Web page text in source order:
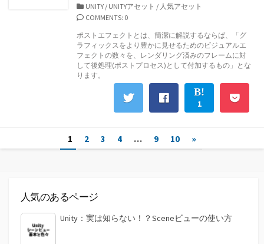
開
日
カ
テ
リ
ー
UNITY / UNITYアセット / 人気アセット
COMMENTS: 0
ポストエフェクトとは、簡潔に解説するならば、「グ
ラフィックスをより豊かに見せるためのビジュアルエ
フェクトの数々を、レンダリング済みのフレームに対
して後処理(ポストプロセス)として付加するもの」とな
ります。
1
1 2 3 4 … 9 10 »
人気のあるページ
Unity：実は知らない！？Sceneビューの使い方